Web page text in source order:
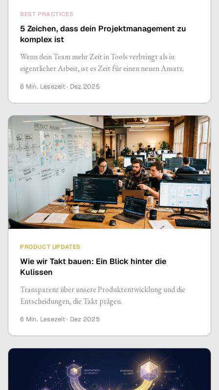
BEST PRACTICES
5 Zeichen, dass dein Projektmanagement zu
komplex ist
Wenn dein Team mehr Zeit in Tools verbringt als in
eigentlicher Arbeit, ist es Zeit für einen neuen Ansatz.
8 Min. Lesezeit · Dez 2025
PRODUCT UPDATES
Wie wir Takt bauen: Ein Blick hinter die
Kulissen
Transparenz über unsere Produktentwicklung und die
Entscheidungen, die Takt prägen.
6 Min. Lesezeit · Dez 2025